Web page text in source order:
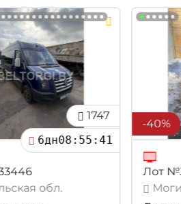
-40%
1641
13дн08:55:39
Лот №32395
Могилёвская обл.